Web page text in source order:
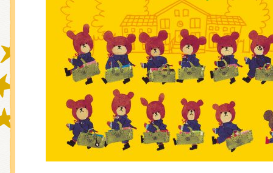
ミュージカル・コンサート
おたのしみコンテンツ(クイズ・
チア ジャッキーズ！